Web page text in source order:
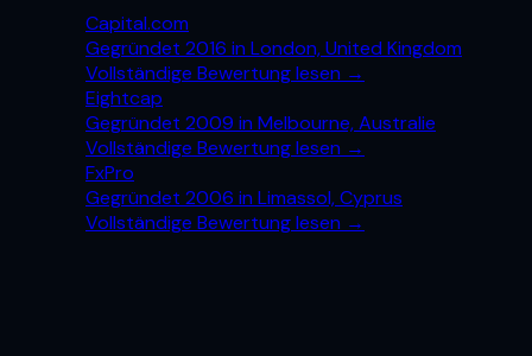
Capital.com
Gegründet 2016 in London, United Kingdom
Vollständige Bewertung lesen →
Eightcap
Gegründet 2009 in Melbourne, Australie
Vollständige Bewertung lesen →
FxPro
Gegründet 2006 in Limassol, Cyprus
Vollständige Bewertung lesen →